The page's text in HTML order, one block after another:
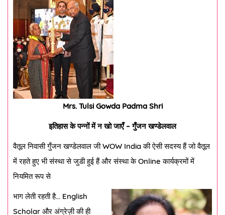
Mrs. Tulsi Gowda Padma Shri
इतिहास के पन्नों में न खो जाएँ – गुँजन खण्डेलवाल
वैतूल निवासी गुँजन खण्डेलवाल जी WOW India की ऐसी सदस्य हैं जो वैतूल
में रहते हुए भी संस्था से जुडी हुई हैं और संस्था के Online कार्यक्रमों में
नियमित रूप से
भाग लेती रहती है… English
Scholar और अंग्रेज़ी की ही